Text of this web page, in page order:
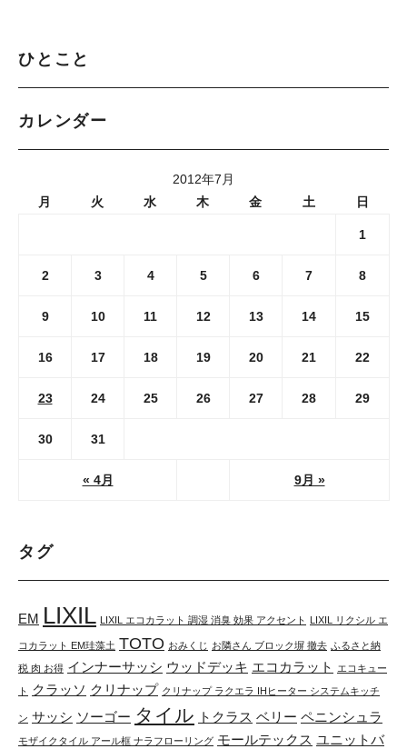
ひとこと
カレンダー
2012年7月
月
火 水 木 金 土 日
« 4月 9月 »
1
2 3 4 5 6 7 8
9 10 11 12 13 14 15
16 17 18 19 20 21 22
23 24 25 26 27 28 29
30 31
タグ
EM LIXIL LIXIL エコカラット 調湿 消臭 効果 アクセント LIXIL リクシル エ
コカラット EM珪藻土 TOTO おみくじ お隣さん ブロック塀 撤去 ふるさと納
税 肉 お得 インナーサッシ ウッドデッキ エコカラット エコキュー
ト クラッソ クリナップ クリナップ ラクエラ IHヒーター システムキッチ
ン サッシ ソーゴー タイル トクラス ベリー ペニンシュラ
モザイクタイル アール框 ナラフローリング モールテックス ユニットバ